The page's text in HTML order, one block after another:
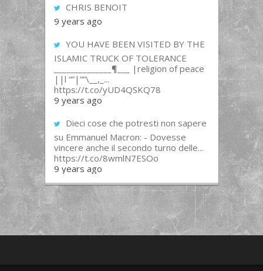
CHRIS BENOIT
9 years ago
YOU HAVE BEEN VISITED BY THE
ISLAMIC TRUCK OF TOLERANCE
______________¶___ |religion of peace
||l “”|””\__,_...
https://t.co/yUD4QSKQ78
9 years ago
Dieci cose che potresti non sapere
su Emmanuel Macron: - Dovesse
vincere anche il secondo turno delle...
https://t.co/8wmlN7ESOo
9 years ago